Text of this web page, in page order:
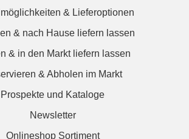
& Lieferoptionen
& nach Hause liefern lassen
& in den Markt liefern lassen
& Abholen im Markt
Prospekte und Kataloge
Newsletter
Onlineshop Sortiment